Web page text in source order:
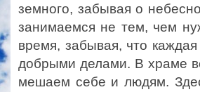
земного, забывая о
занимаемся не тем, чем
время, забывая, что
добрыми делами. В храме
мешаем себе и людям.